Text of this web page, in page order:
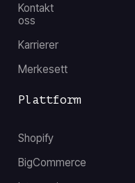
Kontakt
oss
Karrierer
Merkesett
Plattform
Shopify
BigCommerce